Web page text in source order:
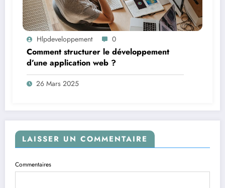
Hlpdeveloppement 0
Comment structurer le développement
d’une application web ?
26 Mars 2025
LAISSER UN COMMENTAIRE
Commentaires